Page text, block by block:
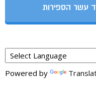
עשר הספירות
Powered by